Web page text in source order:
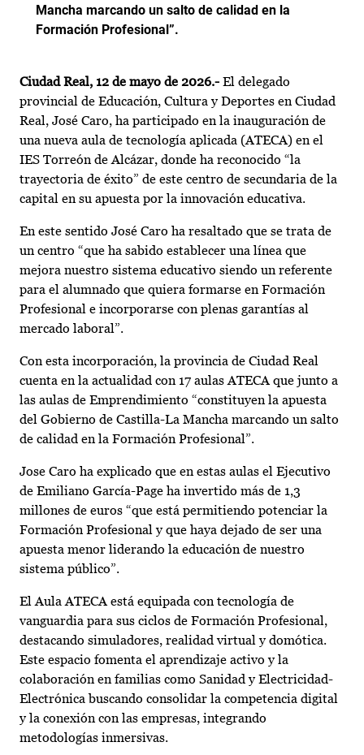
Mancha marcando un salto de calidad en la
Formación Profesional”.
Ciudad Real, 12 de mayo de 2026.- El delegado
provincial de Educación, Cultura y Deportes en Ciudad
Real, José Caro, ha participado en la inauguración de
una nueva aula de tecnología aplicada (ATECA) en el
IES Torreón de Alcázar, donde ha reconocido “la
trayectoria de éxito” de este centro de secundaria de la
capital en su apuesta por la innovación educativa.
En este sentido José Caro ha resaltado que se trata de
un centro “que ha sabido establecer una línea que
mejora nuestro sistema educativo siendo un referente
para el alumnado que quiera formarse en Formación
Profesional e incorporarse con plenas garantías al
mercado laboral”.
Con esta incorporación, la provincia de Ciudad Real
cuenta en la actualidad con 17 aulas ATECA que junto a
las aulas de Emprendimiento “constituyen la apuesta
del Gobierno de Castilla-La Mancha marcando un salto
de calidad en la Formación Profesional”.
Jose Caro ha explicado que en estas aulas el Ejecutivo
de Emiliano García-Page ha invertido más de 1,3
millones de euros “que está permitiendo potenciar la
Formación Profesional y que haya dejado de ser una
apuesta menor liderando la educación de nuestro
sistema público”.
El Aula ATECA está equipada con tecnología de
vanguardia para sus ciclos de Formación Profesional,
destacando simuladores, realidad virtual y domótica.
Este espacio fomenta el aprendizaje activo y la
colaboración en familias como Sanidad y Electricidad-
Electrónica buscando consolidar la competencia digital
y la conexión con las empresas, integrando
metodologías inmersivas.